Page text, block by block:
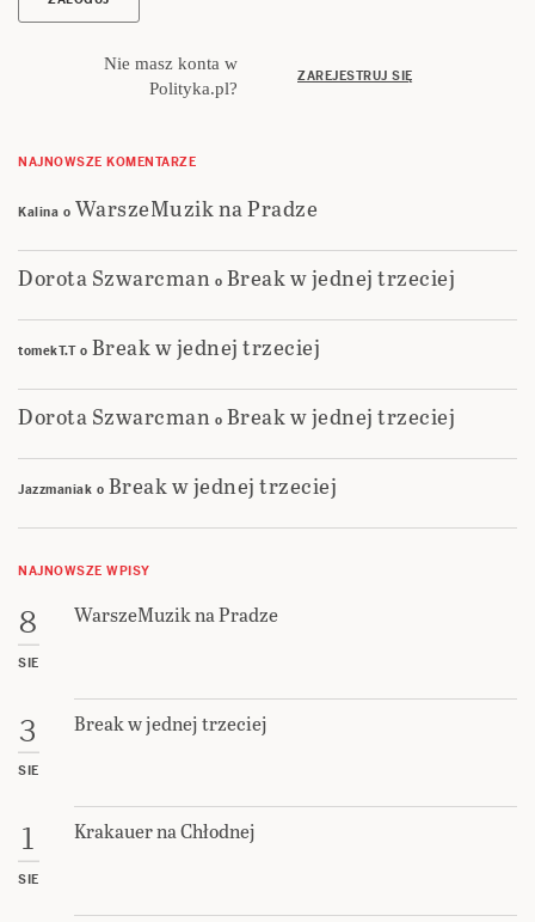
Nie masz konta w
Polityka.pl?
ZAREJESTRUJ SIĘ
NAJNOWSZE KOMENTARZE
Kalina o WarszeMuzik na Pradze
Dorota Szwarcman o Break w jednej trzeciej
tomekT.To Break w jednej trzeciej
Dorota Szwarcman o Break w jednej trzeciej
Jazzmaniak o Break w jednej trzeciej
NAJNOWSZE WPISY
8
SIE
WarszeMuzik na Pradze
3
SIE
Break w jednej trzeciej
1
SIE
Krakauer na Chłodnej